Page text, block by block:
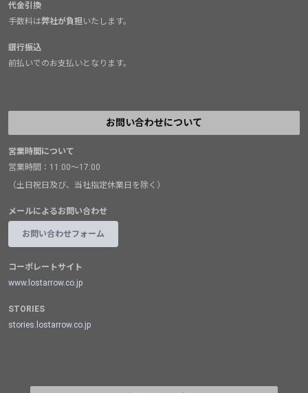
代金引換
手数料は弊社が負担いたします。
銀行振込
前払いでのお支払いとなります。
お問い合わせについて
営業時間について
営業時間：11:00～17:00
（土日祝日及び、当社指定休業日を除く）
メールによるお問い合わせ
お問い合わせフォーム
コーポレートサイト
www.lostarrow.co.jp
STORIES
stories.lostarrow.co.jp